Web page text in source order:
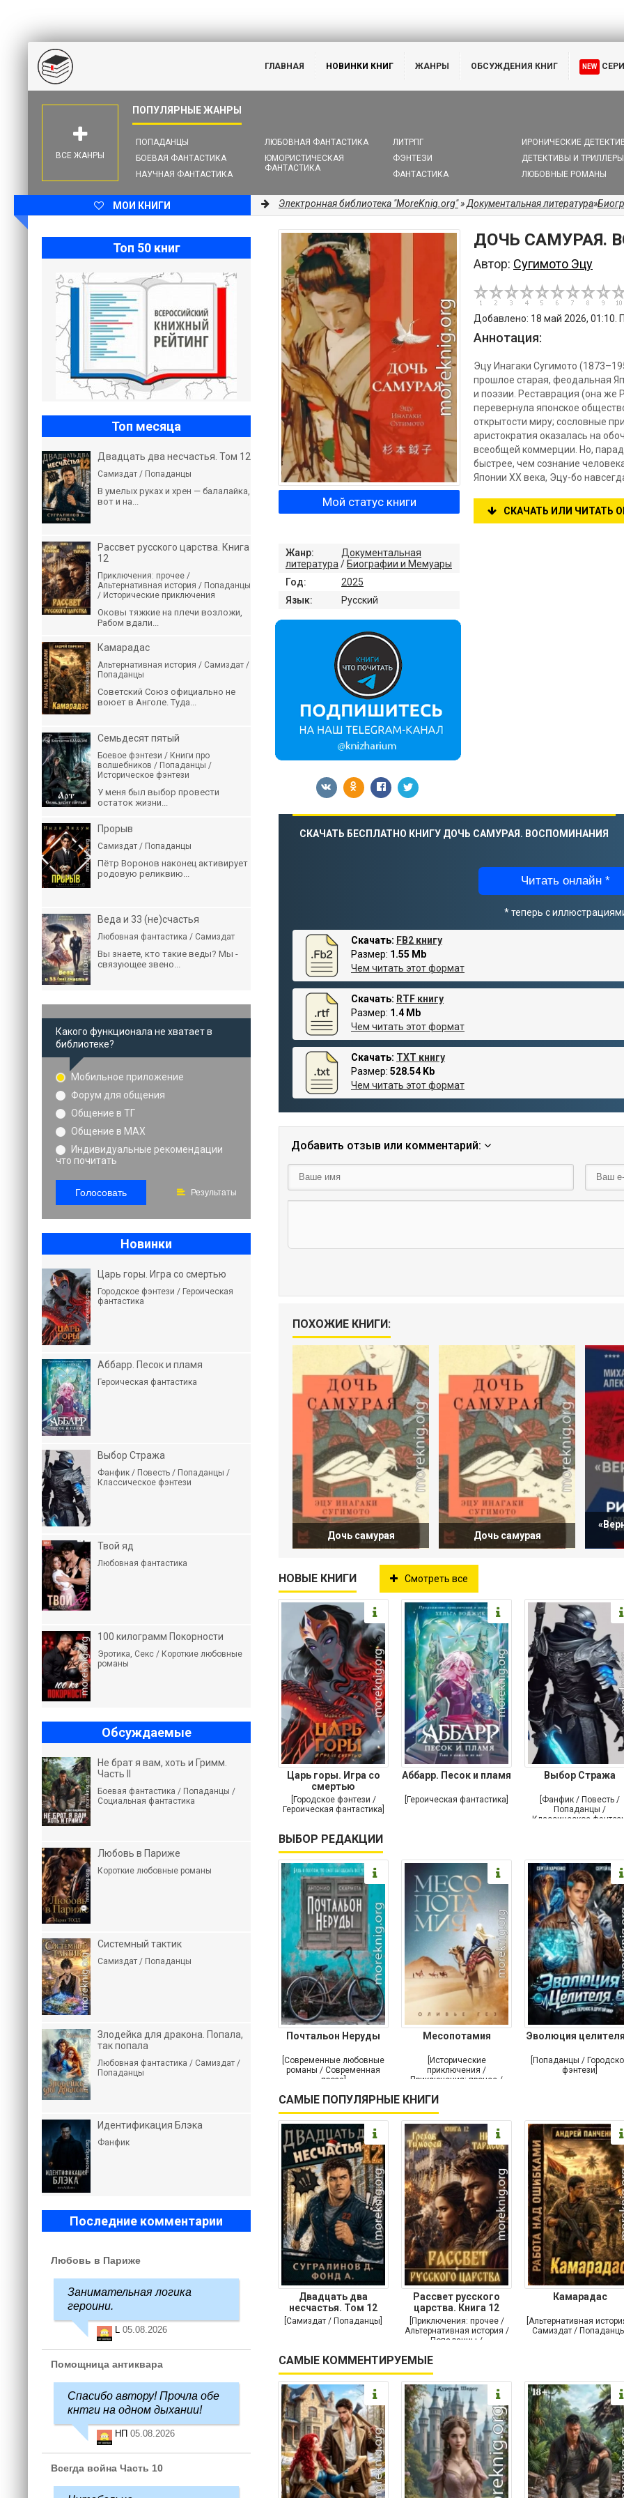
ГЛАВНАЯ НОВИНКИ КНИГ ЖАНРЫ ОБСУЖДЕНИЯ КНИГ NEW
ПОПАДАНЦЫ
БОЕВАЯ ФАНТАСТИКА
НАУЧНАЯ ФАНТАСТИКА
ЛЮБОВНАЯ ФАНТАСТИКА
ЮМОРИСТИЧЕСКАЯ
ФАНТАСТИКА
ЛИТРПГ
ФЭНТЕЗИ
ФАНТАСТИКА
ИРОНИЧЕСКИЕ
ДЕТЕКТИВЫ И ТРИЛЛЕРЫ
ЛЮБОВНЫЕ РОМАНЫ
ВСЕ ЖАНРЫ
МОИ КНИГИ Электронная библиотека "MoreKnig.org"»Документальная литература»
ДОЧЬ САМУРАЯ.
Автор: Сугимото Эцу
Добавлено: 18 май 2026, 01:10.
Аннотация:
Эцу Инагаки Сугимото
прошлое старая, феодальная
и поэзии. Реставрация (она
перевернула японское
открытости миру; сословные
аристократия оказалась на
всеобщей коммерции. Но,
быстрее, чем сознание
Японии XX века, Эцу-бо
СКАЧАТЬ ИЛИ ЧИТАТЬ
Мой статус книги
Жанр:
Документальная
литература / Биографии и Мемуары
Год:
2025
Язык:
Русский
СКАЧАТЬ БЕСПЛАТНО КНИГУ ДОЧЬ САМУРАЯ. ВОСПОМИНАНИЯ
Читать онлайн *
* теперь с
Скачать: FB2 книгу
Размер: 1.55 Mb
Чем читать этот формат
Скачать: RTF книгу
Размер: 1.4 Mb
Чем читать этот формат
Скачать: TXT книгу
Размер: 528.54 Kb
Чем читать этот формат
Добавить отзыв или комментарий:
ПОХОЖИЕ КНИГИ:
Дочь самурая Дочь самурая
НОВЫЕ КНИГИ Смотреть все
Царь горы. Игра со
смертью
[Городское фэнтези /
Героическая фантастика]
Аббарр. Песок и пламя
[Героическая фантастика]
Выбор Стража
[Фанфик / Повесть /
Попаданцы /
Классическое
ВЫБОР РЕДАКЦИИ
Почтальон Неруды
[Современные любовные
романы / Современная
проза]
Месопотамия
[Исторические
приключения /
Приключения: прочее /
Историческая проза]
Эволюция
[Попаданцы /
фэнтези]
САМЫЕ ПОПУЛЯРНЫЕ КНИГИ
Двадцать два
несчастья. Том 12
[Самиздат / Попаданцы]
Рассвет русского
царства. Книга 12
[Приключения: прочее /
Альтернативная история /
Попаданцы /
приключения]
Камарадас
[Альтернативная
Самиздат /
САМЫЕ КОММЕНТИРУЕМЫЕ
Топ 50 книг
Топ месяца
Двадцать два несчастья. Том 12
Самиздат / Попаданцы
В умелых руках и хрен — балалайка,
вот и на...
Рассвет русского царства. Книга
12
Приключения: прочее /
Альтернативная история / Попаданцы
/ Исторические приключения
Оковы тяжкие на плечи возложи,
Рабом вдали...
Камарадас
Альтернативная история / Самиздат /
Попаданцы
Советский Союз официально не
воюет в Анголе. Туда...
Семьдесят пятый
Боевое фэнтези / Книги про
волшебников / Попаданцы /
Историческое фэнтези
У меня был выбор провести
остаток жизни...
Прорыв
Самиздат / Попаданцы
Пётр Воронов наконец активирует
родовую реликвию...
Веда и 33 (не)счастья
Любовная фантастика / Самиздат
Вы знаете, кто такие веды? Мы -
связующее звено...
Какого функционала не хватает в
библиотеке?
Мобильное приложение
Форум для общения
Общение в ТГ
Общение в MAX
Индивидуальные рекомендации
что почитать
Голосовать Результаты
Новинки
Царь горы. Игра со смертью
Городское фэнтези / Героическая
фантастика
Аббарр. Песок и пламя
Героическая фантастика
Выбор Стража
Фанфик / Повесть / Попаданцы /
Классическое фэнтези
Твой яд
Любовная фантастика
100 килограмм Покорности
Эротика, Секс / Короткие любовные
романы
Обсуждаемые
Не брат я вам, хоть и Гримм.
Часть II
Боевая фантастика / Попаданцы /
Социальная фантастика
Любовь в Париже
Короткие любовные романы
Системный тактик
Самиздат / Попаданцы
Злодейка для дракона. Попала,
так попала
Любовная фантастика / Самиздат /
Попаданцы
Идентификация Блэка
Фанфик
Последние комментарии
Любовь в Париже
Занимательная логика
героини.
L 05.08.2026
Помощница антиквара
Спасибо автору! Прочла обе
кнтги на одном дыхании!
НП 05.08.2026
Всегда война Часть 10